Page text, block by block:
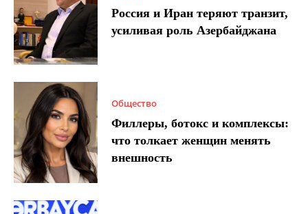
Россия и Иран теряют транзит,
усиливая роль Азербайджана
Общество
Филлеры, ботокс и комплексы:
что толкает женщин менять
внешность